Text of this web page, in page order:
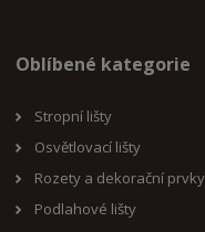
Oblíbené kategorie
Stropní lišty
Osvětlovací lišty
Rozety a dekorační prvky
Podlahové lišty